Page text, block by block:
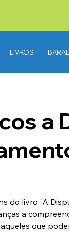
LIVROS
a
do livro "A
a
que